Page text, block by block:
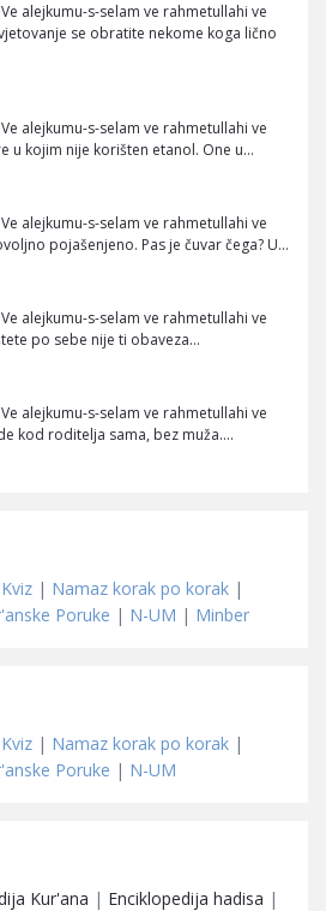
Ve alejkumu-s-selam ve rahmetullahi ve
se obratite nekome koga lično
Ve alejkumu-s-selam ve rahmetullahi ve
u kojim nije korišten etanol. One u…
Ve alejkumu-s-selam ve rahmetullahi ve
pojašenjeno. Pas je čuvar čega? U…
Ve alejkumu-s-selam ve rahmetullahi ve
po sebe nije ti obaveza…
Ve alejkumu-s-selam ve rahmetullahi ve
kod roditelja sama, bez muža.…
| Namaz korak po korak |
Poruke | N-UM | Minber
| Namaz korak po korak |
Poruke | N-UM
Kur'ana | Enciklopedija hadisa |